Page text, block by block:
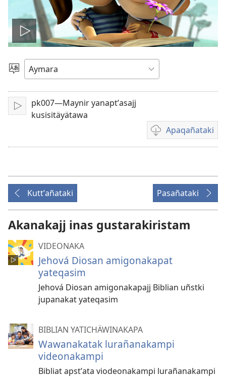
Play
video
Mä
ajlliñataki
Play
pk007—Maynir yanaptʼasajj
kusisitäyätawa
Apaqañataki
Video
download
Kuttʼañataki Pasañataki
Akanakajj inas gustarakiristam
VIDEONAKA
Jehová Diosan amigonakapat
yateqasim
Jehová Diosan amigonakapajj Biblian uñstki
jupanakat yateqasim
BIBLIAN YATICHÄWINAKAPA
Wawanakatak lurañanakampi
videonakampi
Bibliat apstʼata viodeonakampi lurañanakampi